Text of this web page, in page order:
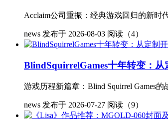
Acclaim公司重振：经典游戏回归的新时
news 发布于 2026-08-03 阅读（4）
BlindSquirrelGames十年转变：
游戏历程新篇章：Blind Squirrel Games
news 发布于 2026-07-27 阅读（9）